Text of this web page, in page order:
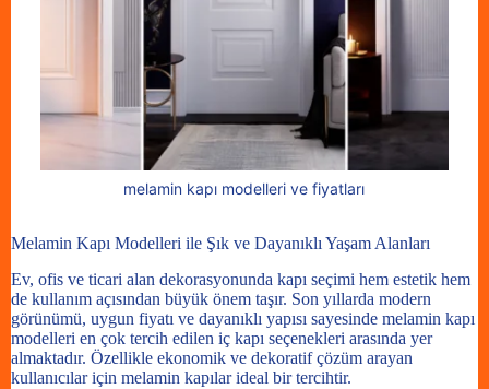
melamin kapı modelleri ve fiyatları
Melamin Kapı Modelleri ile Şık ve Dayanıklı Yaşam Alanları
Ev, ofis ve ticari alan dekorasyonunda kapı seçimi hem estetik hem
de kullanım açısından büyük önem taşır. Son yıllarda modern
görünümü, uygun fiyatı ve dayanıklı yapısı sayesinde melamin kapı
modelleri en çok tercih edilen iç kapı seçenekleri arasında yer
almaktadır. Özellikle ekonomik ve dekoratif çözüm arayan
kullanıcılar için melamin kapılar ideal bir tercihtir.